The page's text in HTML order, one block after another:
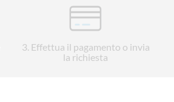
3 . Effettua il pagamento o invia
la richiesta